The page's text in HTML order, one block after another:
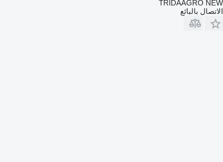
TRIDAAGRO NEW
الاتصال بالبائع